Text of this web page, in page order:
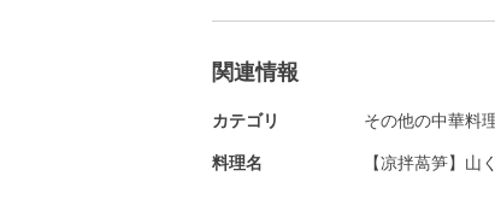
関連情報
カテゴリ その他の中華料
料理名 【凉拌萵笋】山